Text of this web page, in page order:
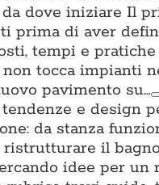
dove iniziare Il
prima di aver
tempi e
tocca impianti
pavimento su…
e design
da stanza
il
idee per